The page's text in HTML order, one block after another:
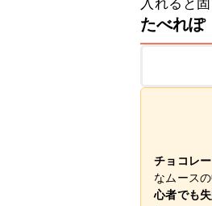
入れると
たべれぽ
チョコレ
なムース
心者でも